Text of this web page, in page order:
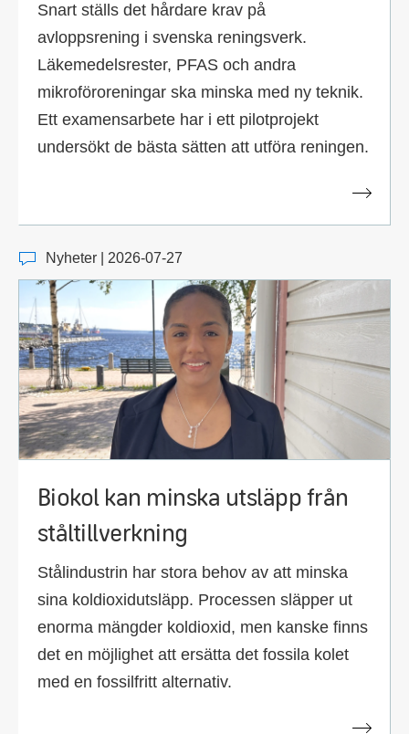
Snart ställs det hårdare krav på
avloppsrening i svenska reningsverk.
Läkemedelsrester, PFAS och andra
mikroföroreningar ska minska med ny teknik.
Ett examensarbete har i ett pilotprojekt
undersökt de bästa sätten att utföra reningen.
Nyheter | 2026-07-27
Biokol kan minska utsläpp från
ståltillverkning
Stålindustrin har stora behov av att minska
sina koldioxidutsläpp. Processen släpper ut
enorma mängder koldioxid, men kanske finns
det en möjlighet att ersätta det fossila kolet
med en fossilfritt alternativ.